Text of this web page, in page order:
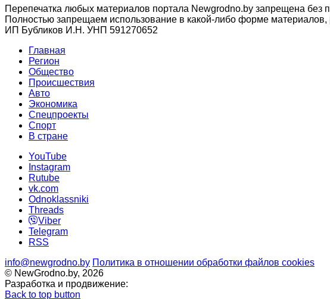
Перепечатка любых материалов портала Newgrodno.by запрещена без
Полностью запрещаем использование в какой-либо форме
ИП Бубликов И.Н. УНП 591270652
Главная
Регион
Общество
Происшествия
Авто
Экономика
Спецпроекты
Cпорт
В стране
YouTube
Instagram
Rutube
vk.com
Odnoklassniki
Threads
Viber
Telegram
RSS
info@newgrodno.by Политика в отношении обработки файлов cookies
© NewGrodno.by, 2026
Разработка и продвижение:
Back to top button